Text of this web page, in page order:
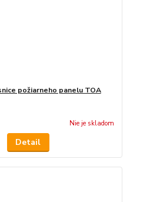
požiarneho panelu TOA
Nie je skladom
Detail